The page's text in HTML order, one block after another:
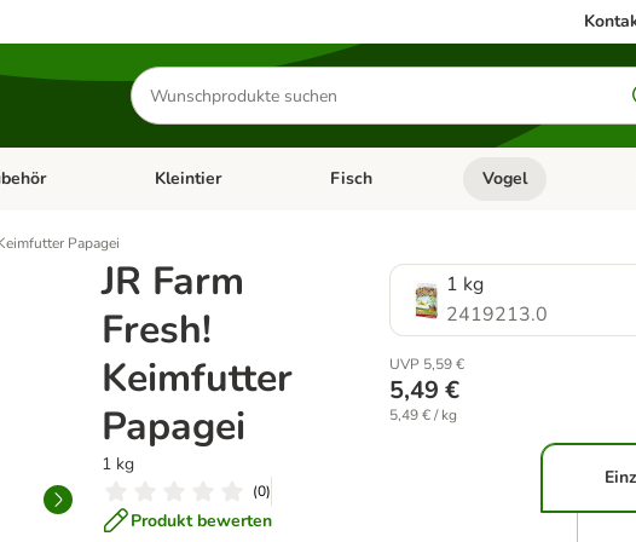
Produkte
suchen
Katzenfutter & ZubehörKategorie-Menü öffnen: Hundefutter & Zubehör
Kleintier Kategorie-Menü öffnen: Kleintier
Fisch Kategorie-Menü
Vogel
Papagei
JR Farm
Fresh!
Keimfutter
Papagei
1 kg
(0)
Produkt bewerten
1 kg
2419213.0
UVP 5,59 €
5,49 €
5,49 € / kg